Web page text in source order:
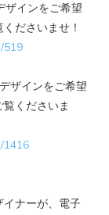
ザインをご希望
ださいませ！
519
ザインをご希望
くださいま
1416
ナーが、電子